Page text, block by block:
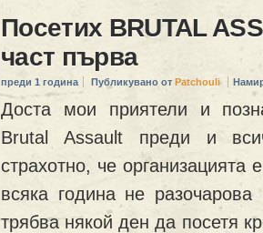
Посетих BRUTAL
част първа
преди 1 година Публикувано от Patchouli
Доста мои приятели и
Brutal Assault преди и
страхотно, че организацията
всяка година не
трябва някой ден да посетя